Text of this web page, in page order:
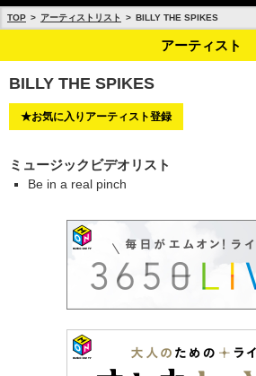
TOP アーティストリスト BILLY THE SPIKES
アーティスト
BILLY THE SPIKES
★お気に入りアーティスト登録
ミュージックビデオリスト
Be in a real pinch